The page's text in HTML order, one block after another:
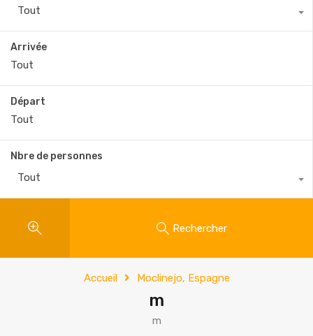
Tout
Arrivée
Départ
Nbre de personnes
Tout
Rechercher
Accueil Moclinejo, Espagne
m
m